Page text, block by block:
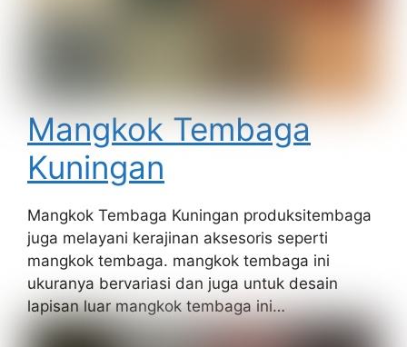
Mangkok Tembaga
Kuningan
Mangkok Tembaga Kuningan produksitembaga
juga melayani kerajinan aksesoris seperti
mangkok tembaga. mangkok tembaga ini
ukuranya bervariasi dan juga untuk desain
lapisan luar mangkok tembaga ini…